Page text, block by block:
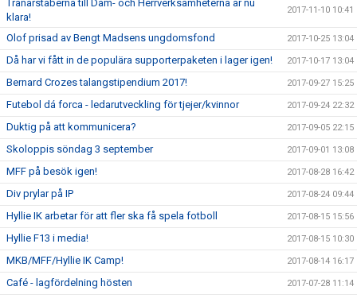
Tränarstaberna till Dam- och Herrverksamheterna är nu
klara!
2017-11-10 10:41
Olof prisad av Bengt Madsens ungdomsfond 2017-10-25 13:04
Då har vi fått in de populära supporterpaketen i lager igen! 2017-10-17 13:04
Bernard Crozes talangstipendium 2017! 2017-09-27 15:25
Futebol dá forca - ledarutveckling för tjejer/kvinnor 2017-09-24 22:32
Duktig på att kommunicera? 2017-09-05 22:15
Skoloppis söndag 3 september 2017-09-01 13:08
MFF på besök igen! 2017-08-28 16:42
Div prylar på IP 2017-08-24 09:44
Hyllie IK arbetar för att fler ska få spela fotboll 2017-08-15 15:56
Hyllie F13 i media! 2017-08-15 10:30
MKB/MFF/Hyllie IK Camp! 2017-08-14 16:17
Café - lagfördelning hösten 2017-07-28 11:14